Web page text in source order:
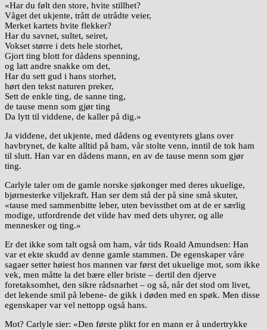
«Har du følt den store, hvite stillhet?
Våget det ukjente, trått de utrådte veier,
Merket kartets hvite flekker?
Har du savnet, sultet, seiret,
Vokset større i dets hele storhet,
Gjort ting blott for dådens spenning,
og latt andre snakke om det,
Har du sett gud i hans storhet,
hørt den tekst naturen preker,
Sett de enkle ting, de sanne ting,
de tause menn som gjør ting
Da lytt til viddene, de kaller på dig.»
Ja viddene, det ukjente, med dådens og eventyrets glans over
havbrynet, de kalte alltid på ham, vår stolte venn, inntil de tok ham
til slutt. Han var en dådens mann, en av de tause menn som gjør
ting.
Carlyle taler om de gamle norske sjøkonger med deres ukuelige,
bjørnesterke viljekraft. Han ser dem stå der på sine små skuter,
«tause med sammenbitte leber, uten bevissthet om at de er særlig
modige, utfordrende det vilde hav med dets uhyrer, og alle
mennesker og ting.»
Er det ikke som talt også om ham, vår tids Roald Amundsen: Han
var et ekte skudd av denne gamle stammen. De egenskaper våre
sagaer setter høiest hos mannen var først det ukuelige mot, som ikke
vek, men måtte la det bære eller briste – dertil den djerve
foretaksomhet, den sikre rådsnarhet – og så, når det stod om livet,
det lekende smil på lebene- de gikk i døden med en spøk. Men disse
egenskaper var vel nettopp også hans.
Mot? Carlyle sier: «Den første plikt for en mann er å undertrykke